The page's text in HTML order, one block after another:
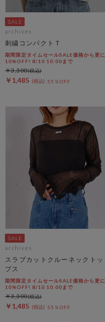
archives
刺繍コンパクトＴ
期間限定タイムセールSALE価格から更に
10%OFF! 8/10 10:00まで
￥1,485 55％OFF
￥3,300
archives
スラブカットクルーネックトッ
プス
期間限定タイムセールSALE価格から更に
10%OFF! 8/10 10:00まで
￥1,485 55％OFF
￥3,300